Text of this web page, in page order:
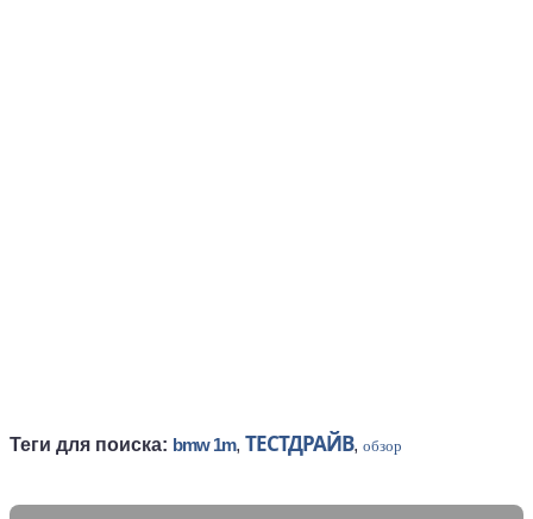
Теги для поиска: bmw 1m, ТЕСТДРАЙВ, обзор